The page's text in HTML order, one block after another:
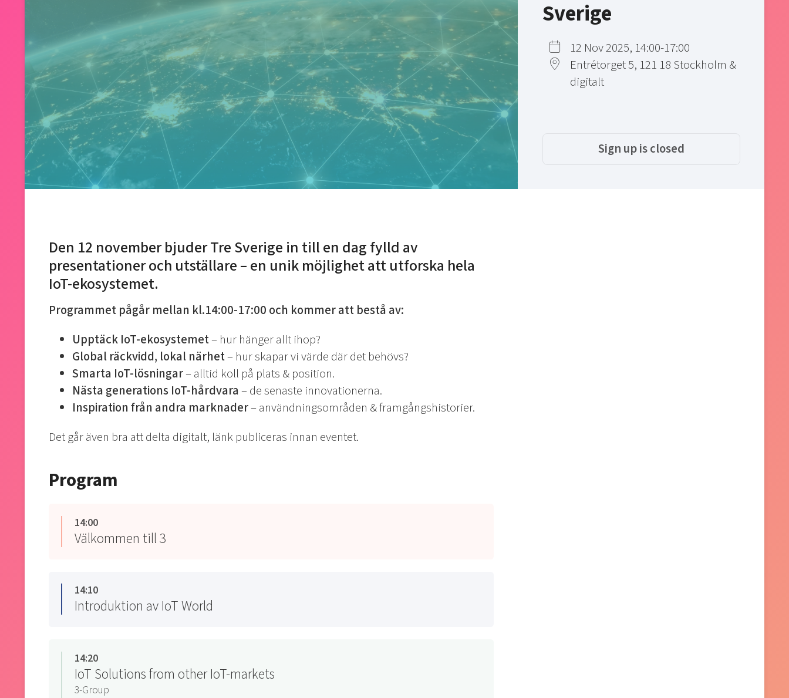
Sverige
12 Nov 2025, 14:00-17:00
Entrétorget 5, 121 18 Stockholm &
digitalt
Sign up is closed
Den 12 november bjuder Tre Sverige in till en dag fylld av
presentationer och utställare – en unik möjlighet att utforska hela
IoT-ekosystemet.
Programmet pågår mellan kl.14:00-17:00 och kommer att bestå av:
Upptäck IoT-ekosystemet– hur hänger allt ihop?
Global räckvidd, lokal närhet– hur skapar vi värde där det behövs?
Smarta IoT-lösningar– alltid koll på plats & position.
Nästa generations IoT-hårdvara– de senaste innovationerna.
Inspiration från andra marknader– användningsområden & framgångshistorier.
Det går även bra att delta digitalt, länk publiceras innan eventet.
Program
14:00
Välkommen till 3
14:10
Introduktion av IoT World
14:20
IoT Solutions from other IoT-markets
3-Group